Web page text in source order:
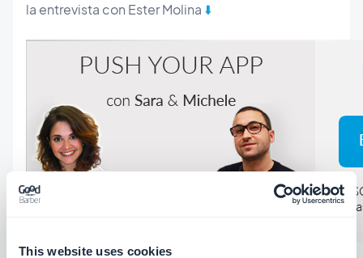
This website uses cookies
la entrevista con Ester Molina ⬇️